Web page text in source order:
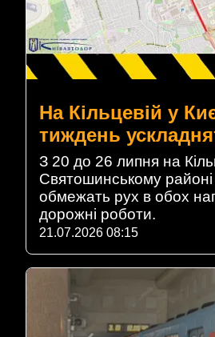
На Кільцевій у
тиждень
З 20 до 26 липня на
Святошинському районі
обмежать рух в обох
дорожні роботи.
21.07.2026 08:15